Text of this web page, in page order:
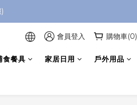
會員登入 購物車(0)
食餐具 家居日用 戶外用品